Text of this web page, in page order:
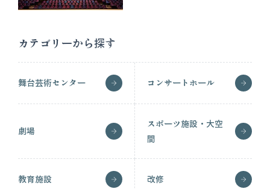
カテゴリーから探す
舞台芸術センター コンサートホール
劇場
スポーツ施設・大空
間
教育施設 改修